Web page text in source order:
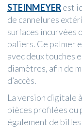
STEINMEYERest
de cannelures
surfaces incurvées
paliers. Ce palmer
avec deux touches
diamètres, afin de
d’accès.
La version digitale
pièces profilées ou
également de billes